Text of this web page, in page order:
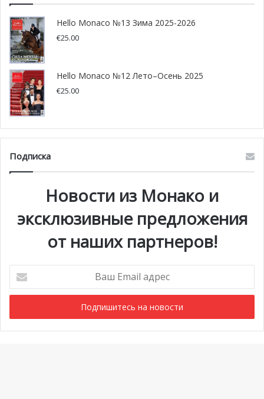
Hello Monaco №13 Зима 2025-2026
€25.00
Hello Monaco №12 Лето–Осень 2025
€25.00
Подписка
Новости из Монако и
эксклюзивные предложения
от наших партнеров!
Email
адрес